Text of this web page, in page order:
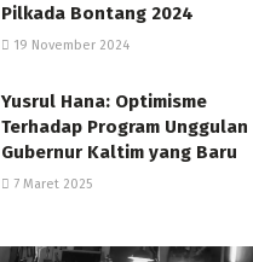
Pilkada Bontang 2024
19 November 2024
Yusrul Hana: Optimisme
Terhadap Program Unggulan
Gubernur Kaltim yang Baru
7 Maret 2025